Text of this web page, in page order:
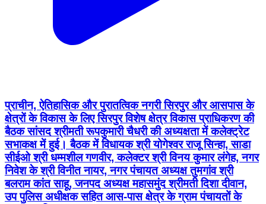
प्राचीन, ऐतिहासिक और पुरातत्विक नगरी सिरपुर और आसपास के
क्षेत्रों के विकास के लिए सिरपुर विशेष क्षेत्र विकास प्राधिकरण की
बैठक सांसद श्रीमती रूपकुमारी चैधरी की अध्यक्षता में कलेक्ट्रेट
सभाकक्ष में हुई। बैठक में विधायक श्री योगेश्वर राजू सिन्हा, साडा
सीईओ श्री धम्मशील गणवीर, कलेक्टर श्री विनय कुमार लंगेह, नगर
निवेश के श्री विनीत नायर, नगर पंचायत अध्यक्ष तुमगांव श्री
बलराम कांत साहू, जनपद अध्यक्ष महासमुंद श्रीमती दिशा दीवान,
उप पुलिस अधीक्षक सहित आस-पास क्षेत्र के ग्राम पंचायतों के